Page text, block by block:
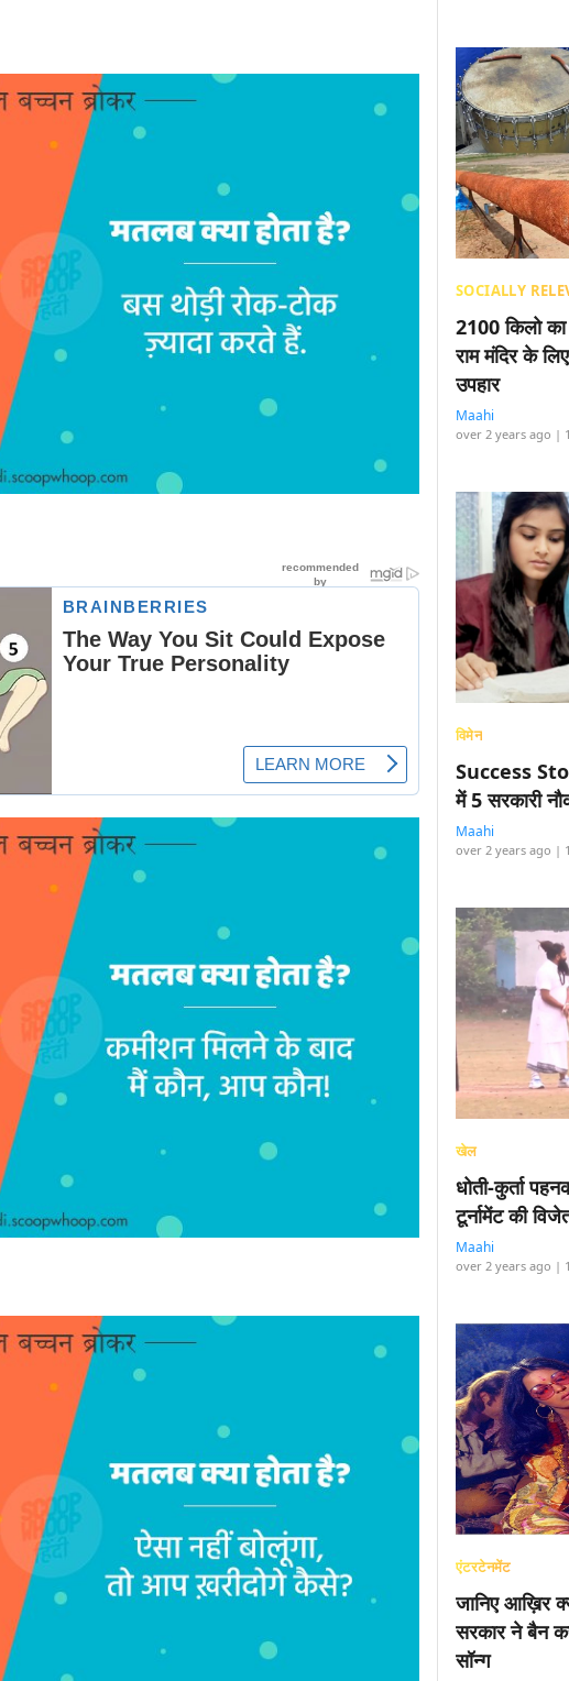
SOCIALLY
2100 किलो
राम मंदिर के
उपहार
Maahi
over 2 years ago |
विमेन
Success
में 5 सरकारी
Maahi
over 2 years ago |
खेल
धोती-कुर्ता
टूर्नामेंट की
Maahi
over 2 years ago |
एंटरटेनमेंट
जानिए आख़िर
सरकार ने बैन
सॉन्ग